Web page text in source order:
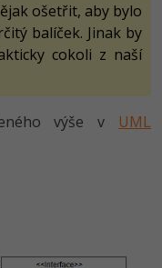
ošetřit, aby bylo
balíček. Jinak by
cokoli z naší
výše v UML